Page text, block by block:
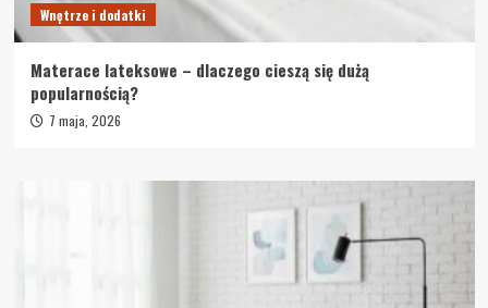
Wnętrze i dodatki
Materace lateksowe – dlaczego cieszą się dużą
popularnością?
7 maja, 2026